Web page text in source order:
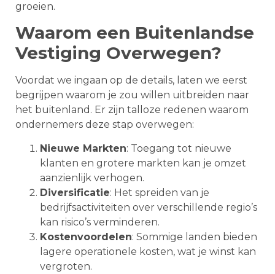
groeien.
Waarom een Buitenlandse
Vestiging Overwegen?
Voordat we ingaan op de details, laten we eerst
begrijpen waarom je zou willen uitbreiden naar
het buitenland. Er zijn talloze redenen waarom
ondernemers deze stap overwegen:
Nieuwe Markten: Toegang tot nieuwe
klanten en grotere markten kan je omzet
aanzienlijk verhogen.
Diversificatie: Het spreiden van je
bedrijfsactiviteiten over verschillende regio’s
kan risico’s verminderen.
Kostenvoordelen: Sommige landen bieden
lagere operationele kosten, wat je winst kan
vergroten.